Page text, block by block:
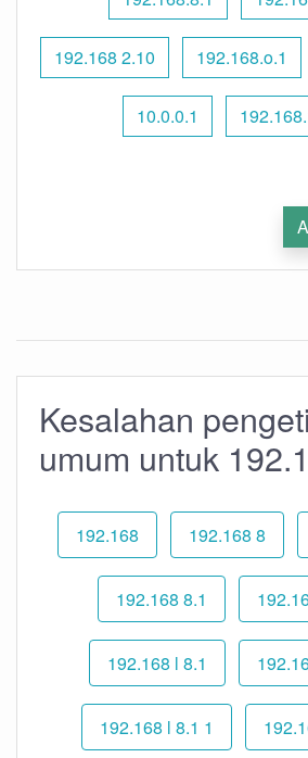
192.168 2.10 192.168.o.1
10.0.0.1
Kesalahan
umum untuk
192.168 192.168 8
192.168 8.1
192.168 l 8.1
192.168 l 8.1 1